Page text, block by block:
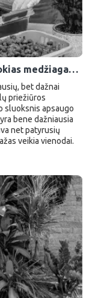
Drenažas augalams: kas tai, kokias medžiagas rinktis ir kaip teisingai sudaryti
bet dažnai
priežiūros
sluoksnis apsaugo
bene dažniausia
net patyrusių
veikia vienodai.